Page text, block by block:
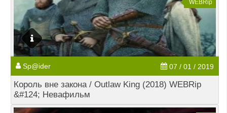
WEBRip
Sp@ider 07 / 01 / 2019
Король вне закона / Outlaw King (2018) WEBRip
&#124; Невафильм